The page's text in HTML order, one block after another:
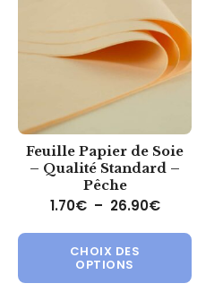
Feuille Papier de Soie
– Qualité Standard –
Pêche
1.70€ – 26.90€
CHOIX DES
OPTIONS